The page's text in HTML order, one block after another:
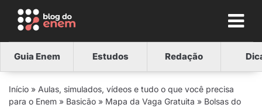
Guia Enem Estudos Redação
Início » Aulas, simulados, vídeos e tudo o que você precisa
para o Enem » Basicão » Mapa da Vaga Gratuita » Bolsas do